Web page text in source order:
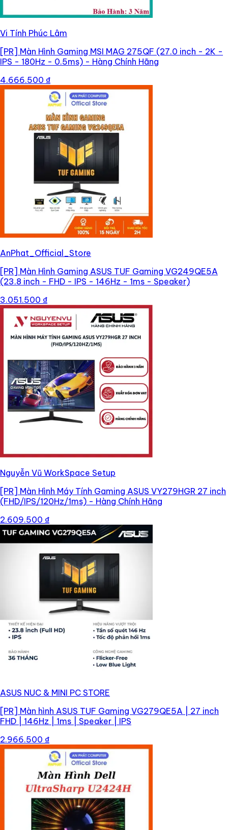
Vi Tính Phúc Lâm
[PR] Màn Hình Gaming MSI MAG 275QF (27.0 inch - 2K -
IPS - 180Hz - 0.5ms) - Hàng Chính Hãng
4.666.500 ₫
AnPhat_Official_Store
[PR] Màn Hình Gaming ASUS TUF Gaming VG249QE5A
(23.8 inch - FHD - IPS - 146Hz - 1ms - Speaker)
3.051.500 ₫
Nguyễn Vũ WorkSpace Setup
[PR] Màn Hình Máy Tính Gaming ASUS VY279HGR 27 inch
(FHD/IPS/120Hz/1ms) - Hàng Chính Hãng
2.609.500 ₫
ASUS NUC & MINI PC STORE
[PR] Màn hình ASUS TUF Gaming VG279QE5A | 27 inch
FHD | 146Hz | 1ms | Speaker | IPS
2.966.500 ₫